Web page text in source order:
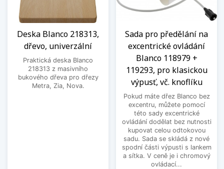
Deska Blanco 218313,
dřevo, univerzální
Praktická deska Blanco
218313 z masivního
bukového dřeva pro dřezy
Metra, Zia, Nova.
Sada pro předělání na
excentrické ovládání
Blanco 118979 +
119293, pro klasickou
výpusť, vč. knoflíku
Pokud máte dřez Blanco bez
excentru, můžete pomocí
této sady excentrické
ovládání dodělat bez nutnosti
kupovat celou odtokovou
sadu. Sada se skládá z nové
spodní části výpusti s lankem
a sítka. V ceně je i chromový
ovládací...